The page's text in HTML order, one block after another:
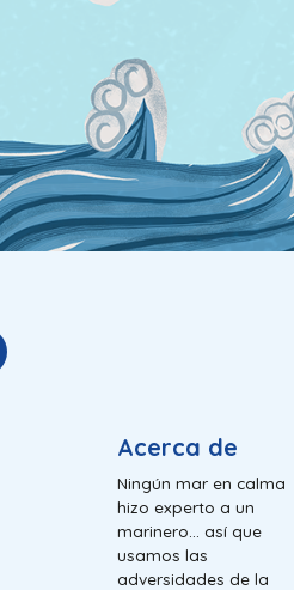
Acerca de
Ningún mar en calma
hizo experto a un
marinero... así que
usamos las
adversidades de la